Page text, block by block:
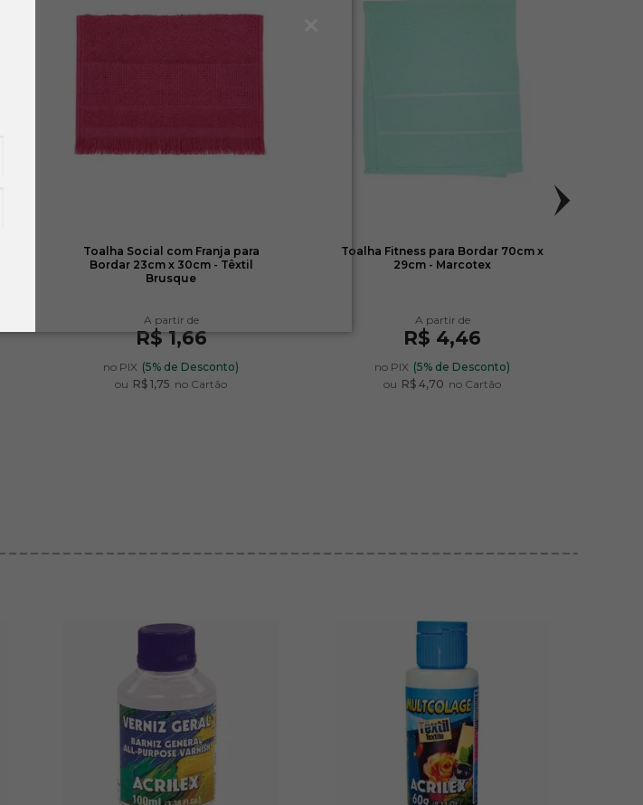
Toalha Social com Franja para
Bordar 23cm x 30cm - Têxtil
Brusque
R$ 1,66
no PIX (5% de Desconto)
ou R$ 1,75 no Cartão
Toalha Fitness para Bordar 70cm x
29cm - Marcotex
R$ 4,46
no PIX (5% de Desconto)
ou R$ 4,70 no Cartão